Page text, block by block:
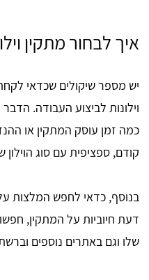
איך לבחור מתקין
יש מספר שיקולים שכדאי
וילונות לביצוע העבודה. הדבר
כמה זמן עוסק המתקין או
קודם, ספציפית עם סוג הוילון
בנוסף, כדאי לחפש המלצות
דעת חיוביות על המתקין,
שלו וגם באתרים נוספים